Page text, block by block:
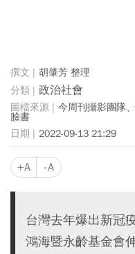
胡肇芳 整理
政治社會
今周刊攝影團隊
臉書
2022-09-13 21:29
+A -A
台灣去年爆出新冠
鴻海暨永齡基金會